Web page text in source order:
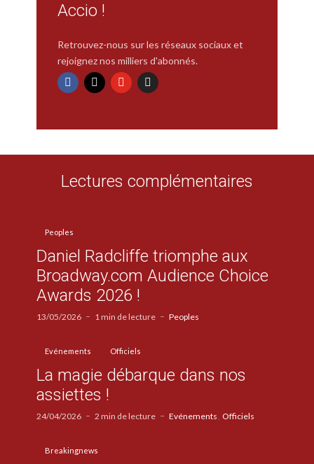
Accio !
Retrouvez-nous sur les réseaux sociaux et
rejoignez nos milliers d'abonnés.
Lectures complémentaires
Peoples
Daniel Radcliffe triomphe aux
Broadway.com Audience Choice
Awards 2026 !
13/05/2026 1 min de lecture Peoples
Evénements Officiels
La magie débarque dans nos
assiettes !
24/04/2026 2 min de lecture Evénements Officiels
Breakingnews